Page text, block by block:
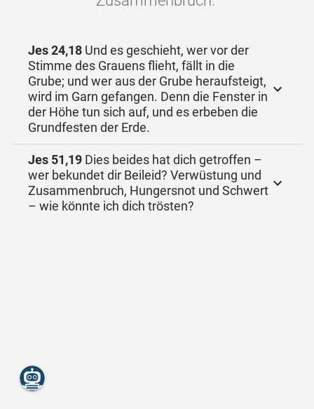
Jes 24,18 Und es geschieht, wer vor der
Stimme des Grauens flieht, fällt in die
Grube; und wer aus der Grube heraufsteigt,
wird im Garn gefangen. Denn die Fenster in
der Höhe tun sich auf, und es erbeben die
Grundfesten der Erde.
Jes 51,19 Dies beides hat dich getroffen –
wer bekundet dir Beileid? Verwüstung und
Zusammenbruch, Hungersnot und Schwert
– wie könnte ich dich trösten?